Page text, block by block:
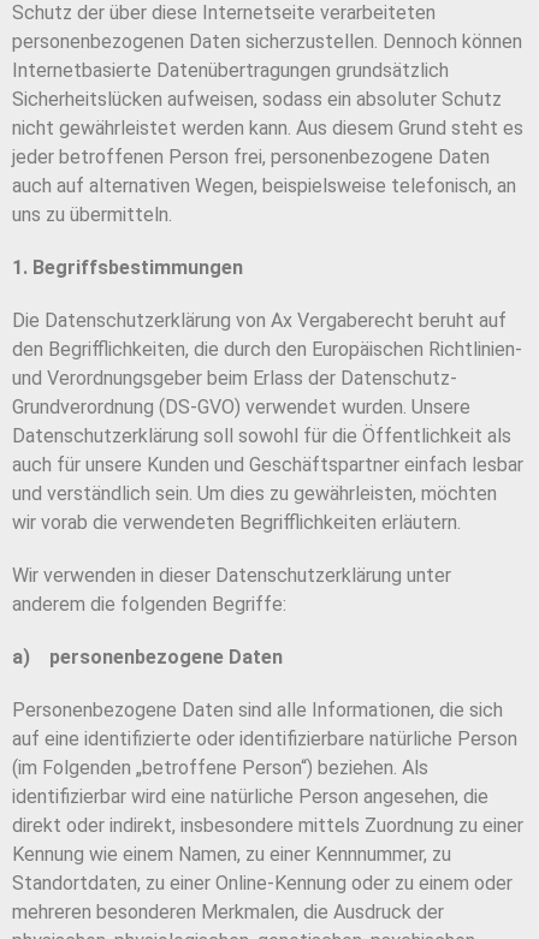
Schutz der über diese Internetseite verarbeiteten
personenbezogenen Daten sicherzustellen. Dennoch können
Internetbasierte Datenübertragungen grundsätzlich
Sicherheitslücken aufweisen, sodass ein absoluter Schutz
nicht gewährleistet werden kann. Aus diesem Grund steht es
jeder betroffenen Person frei, personenbezogene Daten
auch auf alternativen Wegen, beispielsweise telefonisch, an
uns zu übermitteln.
1. Begriffsbestimmungen
Die Datenschutzerklärung von Ax Vergaberecht beruht auf
den Begrifflichkeiten, die durch den Europäischen Richtlinien-
und Verordnungsgeber beim Erlass der Datenschutz-
Grundverordnung (DS-GVO) verwendet wurden. Unsere
Datenschutzerklärung soll sowohl für die Öffentlichkeit als
auch für unsere Kunden und Geschäftspartner einfach lesbar
und verständlich sein. Um dies zu gewährleisten, möchten
wir vorab die verwendeten Begrifflichkeiten erläutern.
Wir verwenden in dieser Datenschutzerklärung unter
anderem die folgenden Begriffe:
a) personenbezogene Daten
Personenbezogene Daten sind alle Informationen, die sich
auf eine identifizierte oder identifizierbare natürliche Person
(im Folgenden „betroffene Person“) beziehen. Als
identifizierbar wird eine natürliche Person angesehen, die
direkt oder indirekt, insbesondere mittels Zuordnung zu einer
Kennung wie einem Namen, zu einer Kennnummer, zu
Standortdaten, zu einer Online-Kennung oder zu einem oder
mehreren besonderen Merkmalen, die Ausdruck der